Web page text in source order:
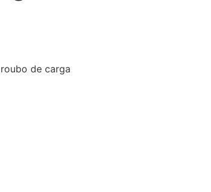
de carga